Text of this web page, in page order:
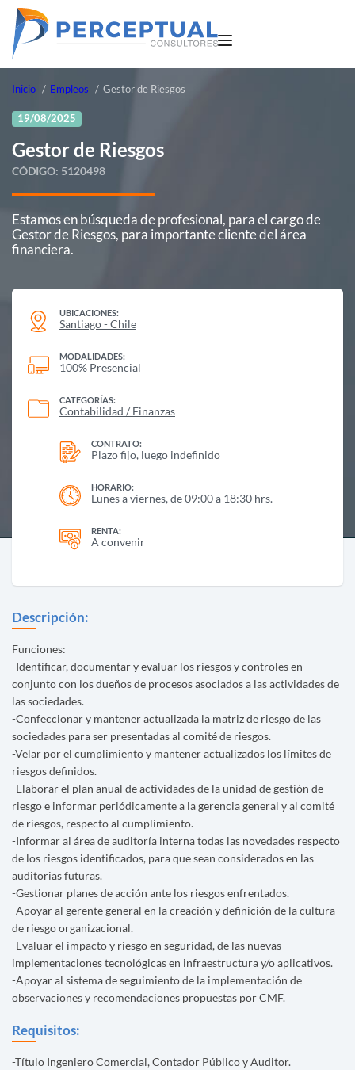
Inicio Empleos Gestor de Riesgos
19/08/2025
Gestor de Riesgos
CÓDIGO: 5120498
Estamos en búsqueda de profesional, para el cargo de
Gestor de Riesgos, para importante cliente del área
financiera.
UBICACIONES:
Santiago - Chile
MODALIDADES:
100% Presencial
CATEGORÍAS:
Contabilidad / Finanzas
CONTRATO:
Plazo fijo, luego indefinido
HORARIO:
Lunes a viernes, de 09:00 a 18:30 hrs.
RENTA:
A convenir
Descripción:
Funciones:
-Identificar, documentar y evaluar los riesgos y controles en
conjunto con los dueños de procesos asociados a las actividades de
las sociedades.
-Confeccionar y mantener actualizada la matriz de riesgo de las
sociedades para ser presentadas al comité de riesgos.
-Velar por el cumplimiento y mantener actualizados los límites de
riesgos definidos.
-Elaborar el plan anual de actividades de la unidad de gestión de
riesgo e informar periódicamente a la gerencia general y al comité
de riesgos, respecto al cumplimiento.
-Informar al área de auditoría interna todas las novedades respecto
de los riesgos identificados, para que sean considerados en las
auditorias futuras.
-Gestionar planes de acción ante los riesgos enfrentados.
-Apoyar al gerente general en la creación y definición de la cultura
de riesgo organizacional.
-Evaluar el impacto y riesgo en seguridad, de las nuevas
implementaciones tecnológicas en infraestructura y/o aplicativos.
-Apoyar al sistema de seguimiento de la implementación de
observaciones y recomendaciones propuestas por CMF.
Requisitos:
-Título Ingeniero Comercial, Contador Público y Auditor.